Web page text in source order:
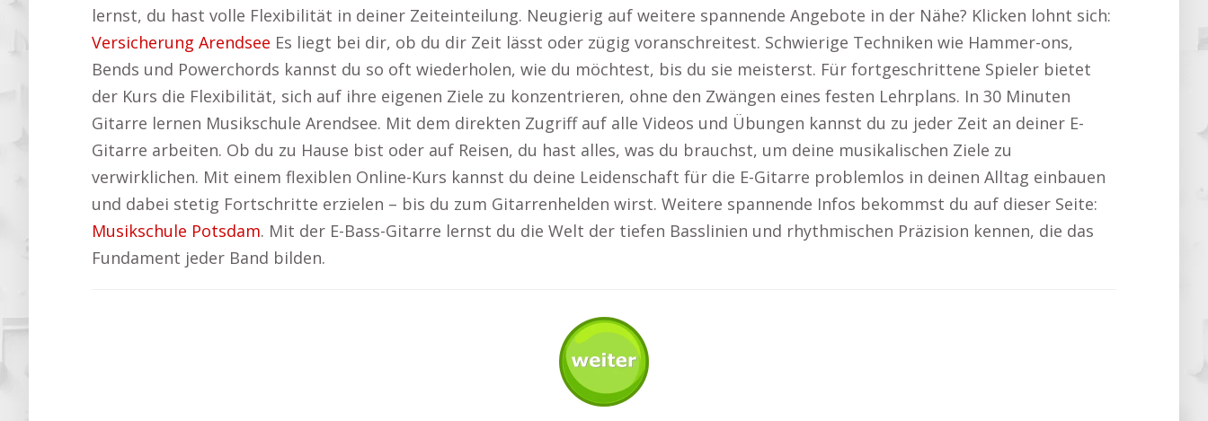
lernst, du hast volle Flexibilität in deiner Zeiteinteilung. Neugierig auf weitere spannende Angebote in der Nähe? Klicken lohnt sich:
Versicherung Arendsee Es liegt bei dir, ob du dir Zeit lässt oder zügig voranschreitest. Schwierige Techniken wie Hammer-ons,
Bends und Powerchords kannst du so oft wiederholen, wie du möchtest, bis du sie meisterst. Für fortgeschrittene Spieler bietet
der Kurs die Flexibilität, sich auf ihre eigenen Ziele zu konzentrieren, ohne den Zwängen eines festen Lehrplans. In 30 Minuten
Gitarre lernen Musikschule Arendsee. Mit dem direkten Zugriff auf alle Videos und Übungen kannst du zu jeder Zeit an deiner E-
Gitarre arbeiten. Ob du zu Hause bist oder auf Reisen, du hast alles, was du brauchst, um deine musikalischen Ziele zu
verwirklichen. Mit einem flexiblen Online-Kurs kannst du deine Leidenschaft für die E-Gitarre problemlos in deinen Alltag einbauen
und dabei stetig Fortschritte erzielen – bis du zum Gitarrenhelden wirst. Weitere spannende Infos bekommst du auf dieser Seite:
Musikschule Potsdam. Mit der E-Bass-Gitarre lernst du die Welt der tiefen Basslinien und rhythmischen Präzision kennen, die das
Fundament jeder Band bilden.